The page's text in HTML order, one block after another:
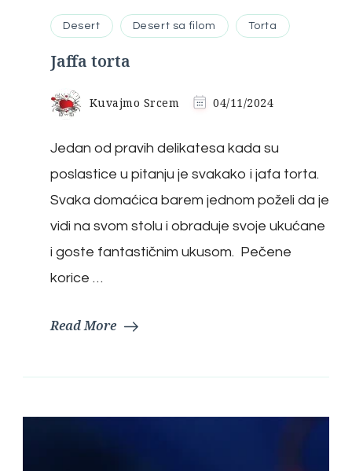
Desert Desert sa filom Torta
Jaffa torta
Kuvajmo Srcem 04/11/2024
Jedan od pravih delikatesa kada su
poslastice u pitanju je svakako i jafa torta.
Svaka domaćica barem jednom poželi da je
vidi na svom stolu i obraduje svoje ukućane
i goste fantastičnim ukusom. Pečene
korice …
Read More